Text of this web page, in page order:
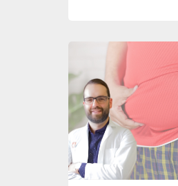
AJOUTER AU PANIER